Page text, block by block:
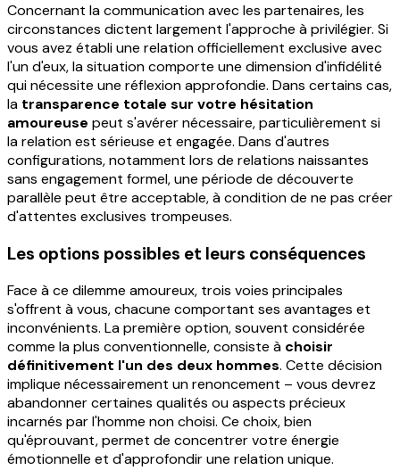
Concernant la communication avec les partenaires, les
circonstances dictent largement l'approche à privilégier. Si
vous avez établi une relation officiellement exclusive avec
l'un d'eux, la situation comporte une dimension d'infidélité
qui nécessite une réflexion approfondie. Dans certains cas,
la transparence totale sur votre hésitation
amoureuse peut s'avérer nécessaire, particulièrement si
la relation est sérieuse et engagée. Dans d'autres
configurations, notamment lors de relations naissantes
sans engagement formel, une période de découverte
parallèle peut être acceptable, à condition de ne pas créer
d'attentes exclusives trompeuses.
Les options possibles et leurs conséquences
Face à ce dilemme amoureux, trois voies principales
s'offrent à vous, chacune comportant ses avantages et
inconvénients. La première option, souvent considérée
comme la plus conventionnelle, consiste à choisir
définitivement l'un des deux hommes. Cette décision
implique nécessairement un renoncement – vous devrez
abandonner certaines qualités ou aspects précieux
incarnés par l'homme non choisi. Ce choix, bien
qu'éprouvant, permet de concentrer votre énergie
émotionnelle et d'approfondir une relation unique.